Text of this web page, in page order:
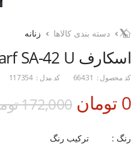
دسته بندی کالاها زنانه
اسکارف Unisex - Scarf SA-42 U
کد محصول : 66431 کد مدل : 117354
0 تومان 172,000 تومان
رنگ : ترکیب رنگ